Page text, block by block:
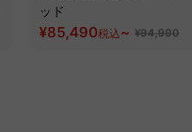
ッド
¥85,490税込~ ¥94,990